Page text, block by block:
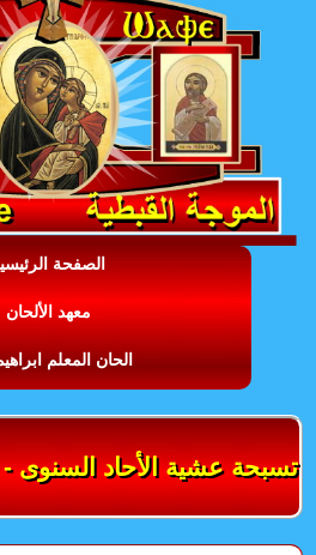
الصفحة
معهد الألحان
الحان المعلم
تسبحة عشية الأحاد السنوى